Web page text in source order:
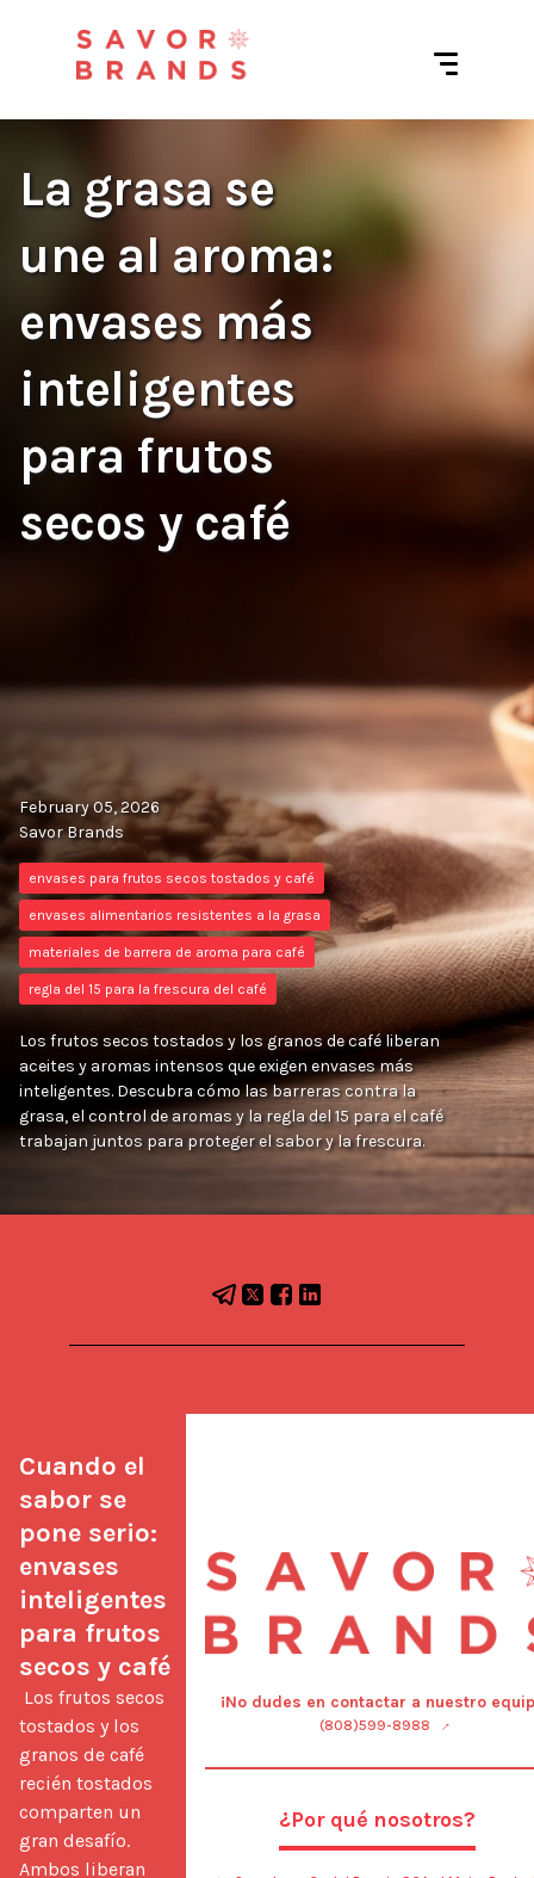
La grasa se
une al aroma:
envases más
inteligentes
para frutos
secos y café
February 05, 2026
Savor Brands
envases para frutos secos tostados y café
envases alimentarios resistentes a la grasa
materiales de barrera de aroma para café
regla del 15 para la frescura del café
Los frutos secos tostados y los granos de café liberan
aceites y aromas intensos que exigen envases más
inteligentes. Descubra cómo las barreras contra la
grasa, el control de aromas y la regla del 15 para el café
trabajan juntos para proteger el sabor y la frescura.
Cuando el
sabor se
pone serio:
envases
inteligentes
para frutos
secos y café
tostados y los
granos de café
recién tostados
comparten un
gran desafío.
Ambos liberan
¡No dudes en contactar a nuestro
(808)599-8988
¿Por qué nosotros?